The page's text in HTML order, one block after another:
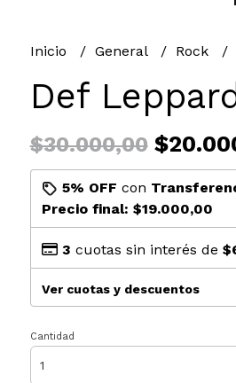
Inicio General Rock
Def
$30.000,00
5% OFF con
Precio final: $19.000,00
3 cuotas sin interés de
Ver cuotas y descuentos
Cantidad